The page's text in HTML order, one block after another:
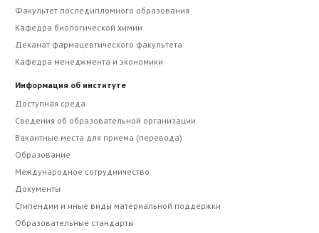
Факультет последипломного образования
Кафедра биологической химии
Деканат фармацевтического факультета
Кафедра менеджмента и экономики
Информация об институте
Доступная среда
Сведения об образовательной организации
Вакантные места для приема (перевода)
Образование
Международное сотрудничество
Документы
Стипендии и иные виды материальной поддержки
Образовательные стандарты